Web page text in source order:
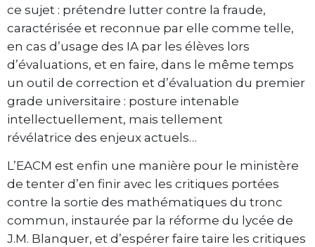
ce sujet : prétendre lutter contre la fraude,
caractérisée et reconnue par elle comme telle,
en cas d’usage des IA par les élèves lors
d’évaluations, et en faire, dans le même temps
un outil de correction et d’évaluation du premier
grade universitaire : posture intenable
intellectuellement, mais tellement
révélatrice des enjeux actuels…
L’EACM est enfin une manière pour le ministère
de tenter d’en finir avec les critiques portées
contre la sortie des mathématiques du tronc
commun, instaurée par la réforme du lycée de
J.M. Blanquer, et d’espérer faire taire les critiques